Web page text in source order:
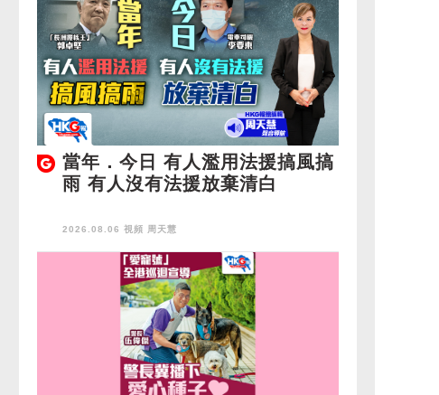
當年．今日 有人濫用法援搞風搞
雨 有人沒有法援放棄清白
2026.08.06 視頻 周天慧